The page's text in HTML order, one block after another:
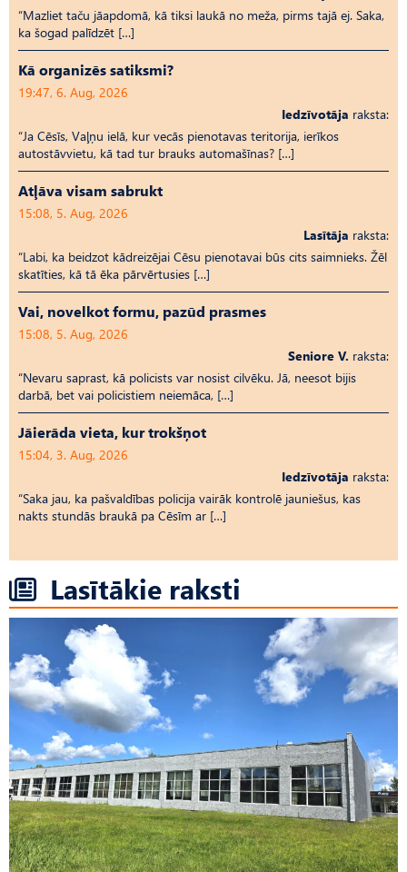
“Mazliet taču jāapdomā, kā tiksi laukā no meža, pirms tajā ej. Saka,
ka šogad palīdzēt […]
Kā organizēs satiksmi?
19:47, 6. Aug, 2026
Iedzīvotāja raksta:
“Ja Cēsīs, Vaļņu ielā, kur vecās pienotavas teritorija, ierīkos
autostāvvietu, kā tad tur brauks automašīnas? […]
Atļāva visam sabrukt
15:08, 5. Aug, 2026
Lasītāja raksta:
“Labi, ka beidzot kādreizējai Cēsu pienotavai būs cits saimnieks. Žēl
skatīties, kā tā ēka pārvērtusies […]
Vai, novelkot formu, pazūd prasmes
15:08, 5. Aug, 2026
Seniore V. raksta:
“Nevaru saprast, kā policists var nosist cilvēku. Jā, neesot bijis
darbā, bet vai policistiem neiemāca, […]
Jāierāda vieta, kur trokšņot
15:04, 3. Aug, 2026
Iedzīvotāja raksta:
“Saka jau, ka pašvaldības policija vairāk kontrolē jauniešus, kas
nakts stundās braukā pa Cēsīm ar […]
Lasītākie raksti